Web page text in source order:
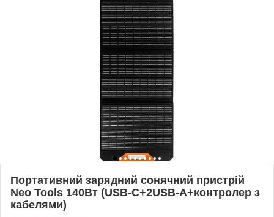
Портативний зарядний сонячний пристрій
Neo Tools 140Вт (USB-C+2USB-A+контролер з
кабелями)